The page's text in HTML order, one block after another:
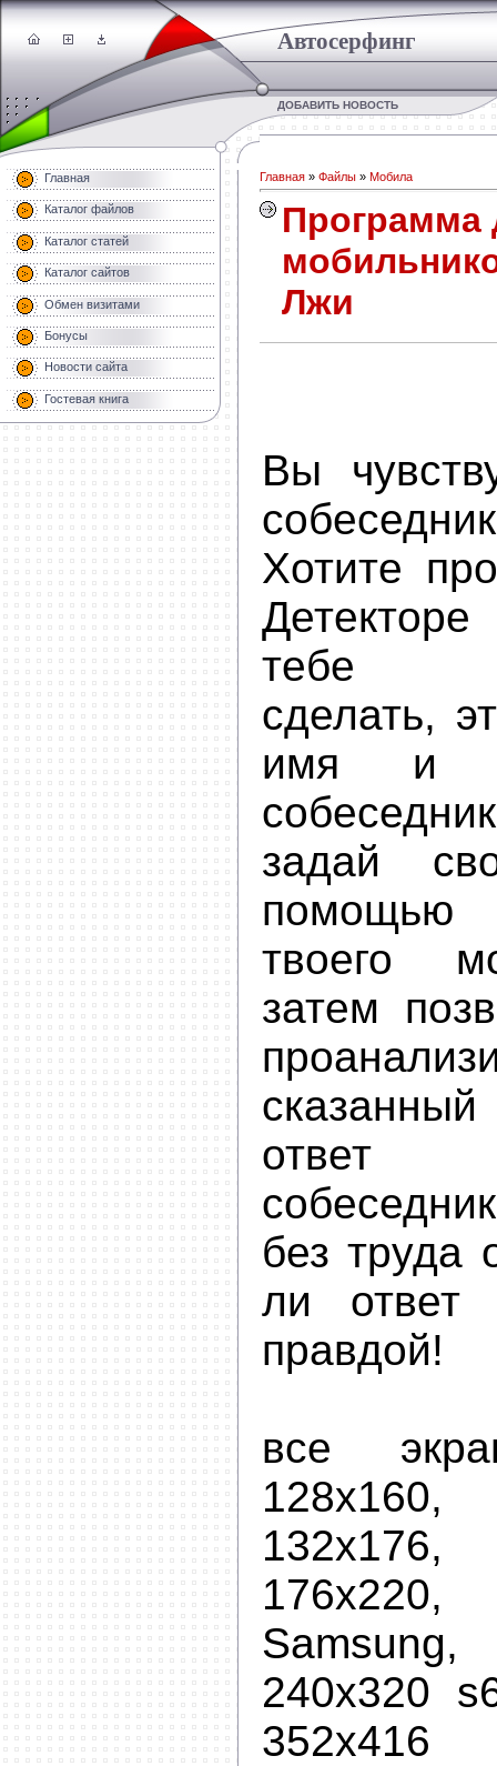
Автосерфинг
ДОБАВИТЬ НОВОСТЬ
Главная
Каталог файлов
Каталог статей
Каталог сайтов
Обмен визитами
Бонусы
Новости сайта
Гостевая книга
Главная » Файлы » Мобила
Программа
Лжи
Вы
Хотите
тебе
сделать,
имя и
задай
твоего
затем
без труда
ли ответ
правдой!
все
240x320
352x416